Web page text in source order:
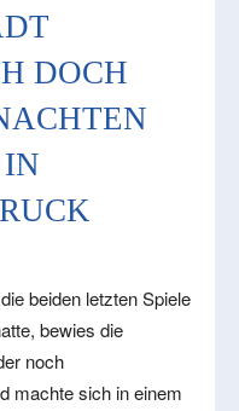
B
N
M
F
beiden letzten Spiele
bewies die
noch
machte sich in einem